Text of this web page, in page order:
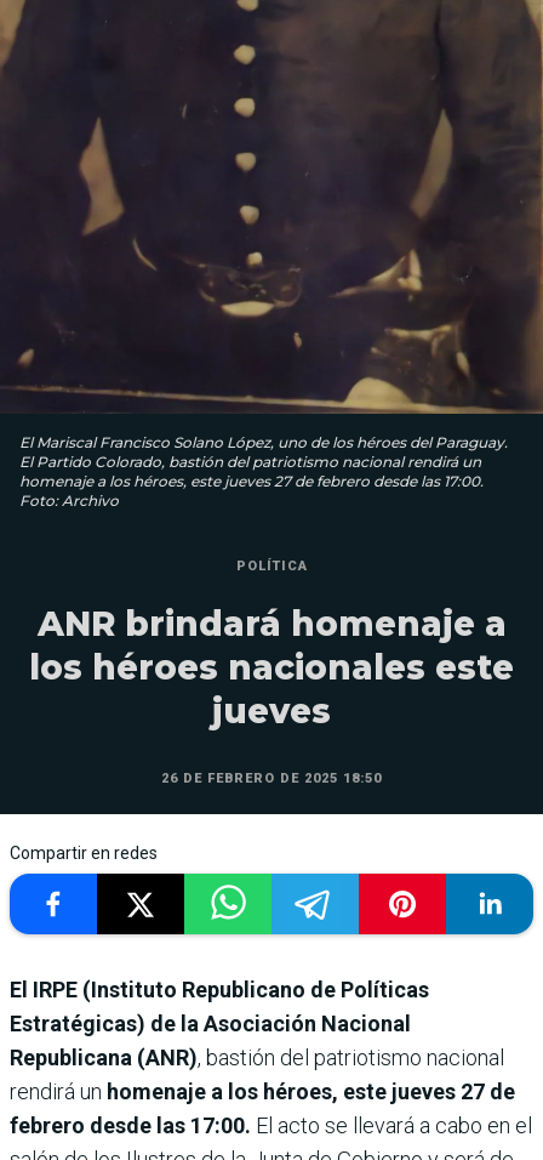
El Mariscal Francisco Solano López, uno de los héroes del Paraguay.
El Partido Colorado, bastión del patriotismo nacional rendirá un
homenaje a los héroes, este jueves 27 de febrero desde las 17:00.
Foto: Archivo
POLÍTICA
ANR brindará homenaje a
los héroes nacionales este
jueves
26 DE FEBRERO DE 2025 18:50
Compartir en redes
El IRPE (Instituto Republicano de Políticas
Estratégicas) de la Asociación Nacional
Republicana (ANR), bastión del patriotismo nacional
rendirá un homenaje a los héroes, este jueves 27 de
febrero desde las 17:00. El acto se llevará a cabo en el